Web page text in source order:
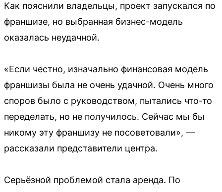
Как пояснили владельцы, проект запускался по
франшизе, но выбранная бизнес-модель
оказалась неудачной.
«Если честно, изначально финансовая модель
франшизы была не очень удачной. Очень много
споров было с руководством, пытались что-то
переделать, но не получилось. Сейчас мы бы
никому эту франшизу не посоветовали», —
рассказали представители центра.
Серьёзной проблемой стала аренда. По